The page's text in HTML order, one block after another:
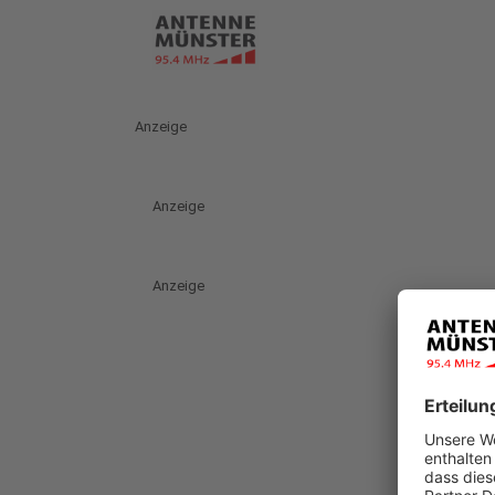
Anzeige
Anzeige
Anzeige